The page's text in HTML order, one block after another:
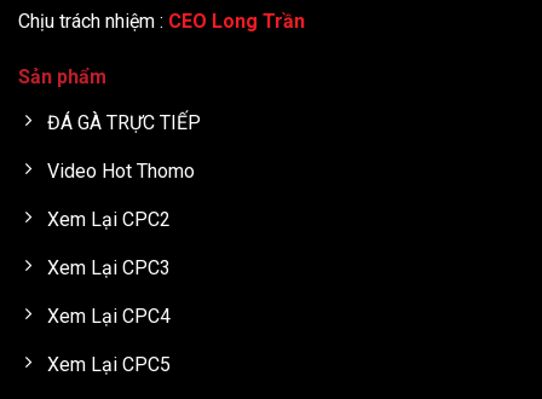
Chịu trách nhiệm : CEO Long Trần
Sản phẩm
ĐÁ GÀ TRỰC TIẾP
Video Hot Thomo
Xem Lại CPC2
Xem Lại CPC3
Xem Lại CPC4
Xem Lại CPC5